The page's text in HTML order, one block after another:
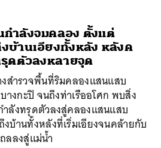
ำลังจมคลอง ตั้งแต่
บ้านเอียงทั้งหลัง หลังค
ดตัวลงหลายจุด
สำรวจพื้นที่ริมคลองแสนแสบ
างกะปิ จนถึงท่าเรืออโศก พบสิ่ง
ำลังทรุดตัวลงสู่คลองแสนแสบ
บ้านทั้งหลังที่เริ่มเอียงจนคล้ายกับ
ลลงสู่แม่น้ำ